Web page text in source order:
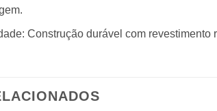
Construção durável com revestimento